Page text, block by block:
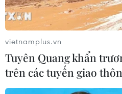
Ngoại trưởng Tillerson cho
đang ở mức thấp nhất và
cảnh báo về những bước đi
triển vọng quan hệ giữa hai
vietnamplus.vn
Tuyên Quang khẩn
trên các tuyến giao